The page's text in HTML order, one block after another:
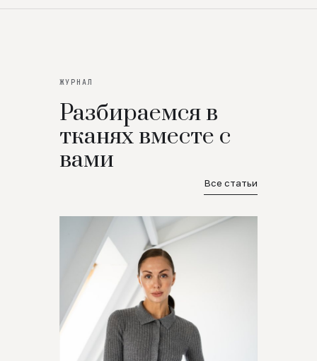
ЖУРНАЛ
Разбираемся в
тканях вместе с
вами
Все статьи